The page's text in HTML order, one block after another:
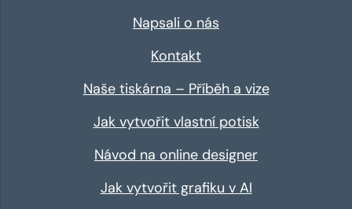
Napsali o nás
Kontakt
Naše tiskárna – Příběh a vize
Jak vytvořit vlastní potisk
Návod na online designer
Jak vytvořit grafiku v AI